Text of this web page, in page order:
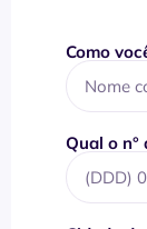
Como
Qual o n°